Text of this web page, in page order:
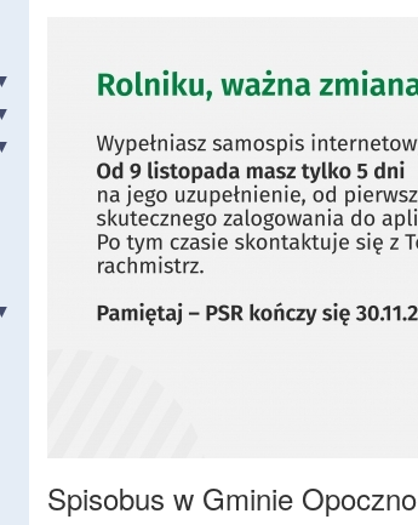
Spisobus w Gminie Opoczno